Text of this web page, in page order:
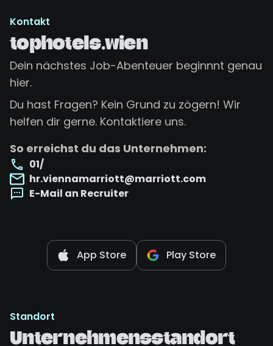
Kontakt
tophotels.wien
Dein nächstes Job-Abenteuer beginnnt genau
hier.
Du hast Fragen? Kein Grund zu zögern! Wir
helfen dir gerne. Kontaktiere uns.
So erreichst du das Unternehmen:
01/
hr.viennamarriott@marriott.com
E-Mail an Recruiter
App Store Play Store
Standort
Unternehmensstandort